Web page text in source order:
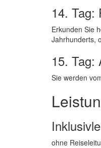
14. Tag:
Erkunden Sie
Jahrhunderts,
15. Tag:
Sie werden
ohne